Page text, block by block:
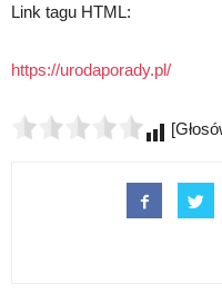
Link tagu HTML:
https://urodaporady.pl/